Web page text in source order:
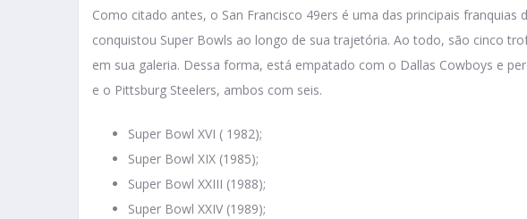
Como citado antes, o San Francisco 49ers é uma das principais franquias
conquistou Super Bowls ao longo de sua trajetória. Ao todo, são cinco
em sua galeria. Dessa forma, está empatado com o Dallas Cowboys e
e o Pittsburg Steelers, ambos com seis.
Super Bowl XVI ( 1982);
Super Bowl XIX (1985);
Super Bowl XXIII (1988);
Super Bowl XXIV (1989);